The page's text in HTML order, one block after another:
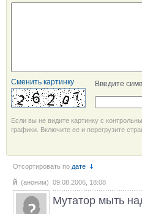
Сменить картинку Введите
Если вы не видите картинку с
графики. Включите ее и перегрузите
Отсортировать по дате
й (аноним) 09.08.2006, 18:08
Мутатор мыть